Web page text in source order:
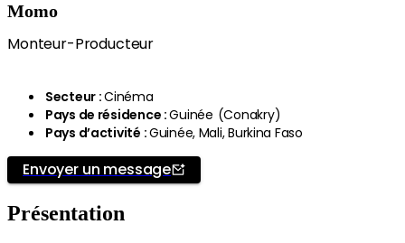
Momo
Monteur-Producteur
Secteur :Cinéma
Pays de résidence :Guinée (Conakry)
Pays d’activité :Guinée, Mali, Burkina Faso
Envoyer un message
Présentation